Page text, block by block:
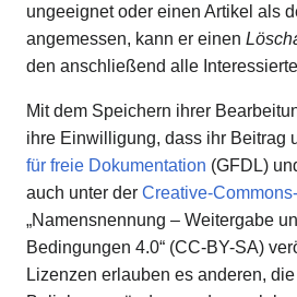
ungeeignet oder einen Artikel als
angemessen, kann er einen
den anschließend alle
Mit dem Speichern ihrer
ihre Einwilligung, dass ihr Beitrag
für freie Dokumentation (GFDL)
auch unter der Creative-
„Namensnennung – Weitergabe
Bedingungen 4.0“ (CC-BY-SA)
Lizenzen erlauben es anderen,